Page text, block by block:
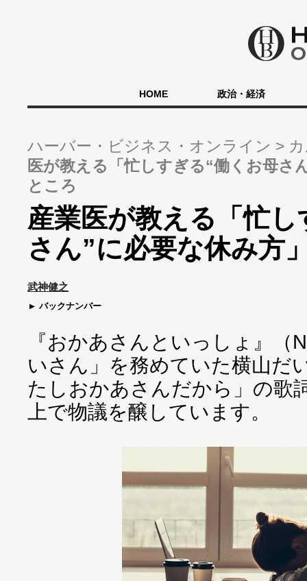
HOME 政治・経済
ハーバー・ビジネス・オンライン
医が教える「忙しすぎる“働くお母さ
ところ
産業医が教える「忙
さん”に必要な休み方
武神健之
バックナンバー
『おかあさんといっしょ』（
いさん」を務めていた横山だ
たしおかあさんだから」の歌
上で物議を醸しています。